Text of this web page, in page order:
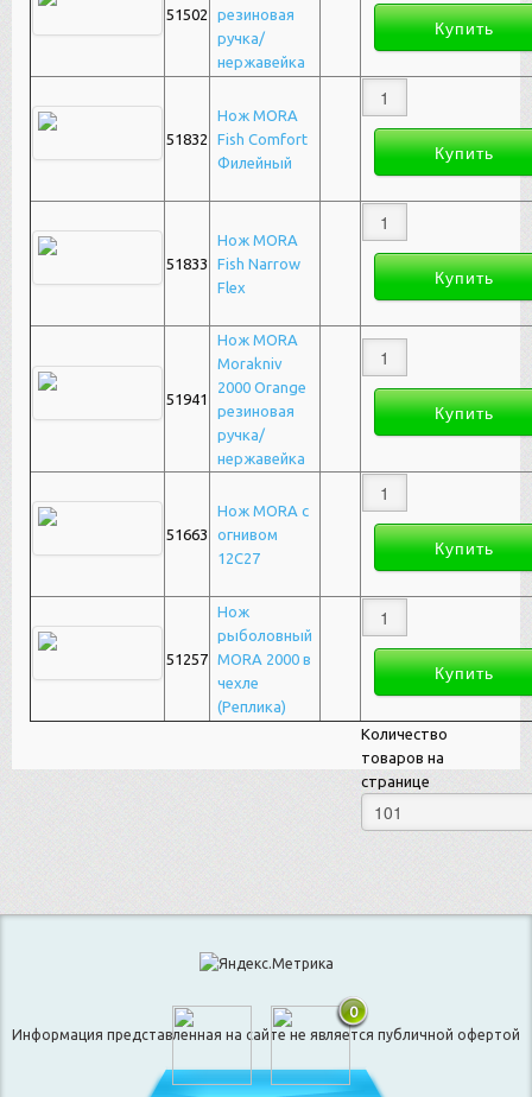
51502
резиновая
ручка/
нержавейка
51832
Нож MORA
Fish Comfort
Филейный
51833
Нож MORA
Fish Narrow
Flex
51941
Нож MORA
Morakniv
2000 Orange
резиновая
ручка/
нержавейка
51663
Нож MORA с
огнивом
12С27
51257
Нож
рыболовный
MORA 2000 в
чехле
(Реплика)
Количество
товаров на
странице
Информация представленная на сайте не является публичной офертой
0